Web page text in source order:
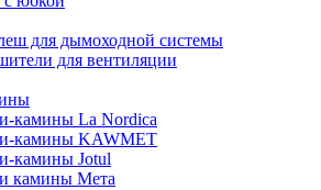
для дымоходной системы
для вентиляции
камины La Nordica
камины KAWMET
камины Jotul
камины Мета